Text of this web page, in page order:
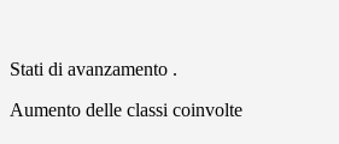
Stati di avanzamento .
Aumento delle classi coinvolte